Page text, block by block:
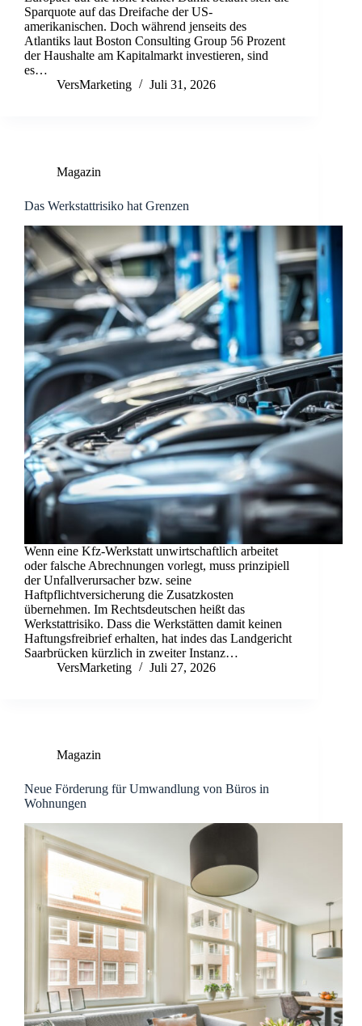
Sparquote auf das Dreifache der US-
amerikanischen. Doch während jenseits des
Atlantiks laut Boston Consulting Group 56 Prozent
der Haushalte am Kapitalmarkt investieren, sind
es…
VersMarketing
Juli 31, 2026
Magazin
Das Werkstattrisiko hat Grenzen
Wenn eine Kfz-Werkstatt unwirtschaftlich arbeitet
oder falsche Abrechnungen vorlegt, muss prinzipiell
der Unfallverursacher bzw. seine
Haftpflichtversicherung die Zusatzkosten
übernehmen. Im Rechtsdeutschen heißt das
Werkstattrisiko. Dass die Werkstätten damit keinen
Haftungsfreibrief erhalten, hat indes das Landgericht
Saarbrücken kürzlich in zweiter Instanz…
VersMarketing
Juli 27, 2026
Magazin
Neue Förderung für Umwandlung von Büros in
Wohnungen